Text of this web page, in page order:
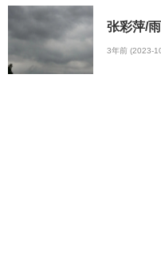
张彩萍/雨
3年前 (2023-